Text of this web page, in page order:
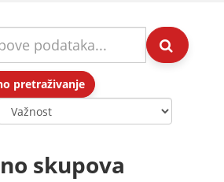
pretraživanje
skupova